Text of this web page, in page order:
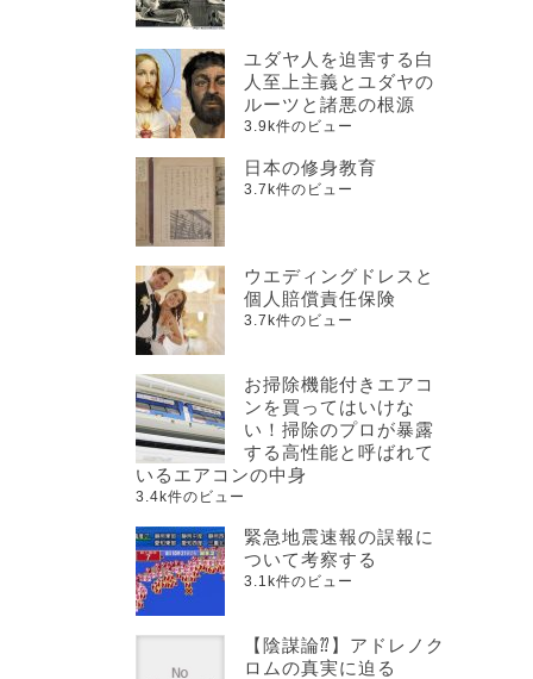
ユダヤ人を迫害する白
人至上主義とユダヤの
ルーツと諸悪の根源
3.9k件のビュー
日本の修身教育
3.7k件のビュー
ウエディングドレスと
個人賠償責任保険
3.7k件のビュー
お掃除機能付きエアコ
ンを買ってはいけな
い！掃除のプロが暴露
する高性能と呼ばれて
いるエアコンの中身
3.4k件のビュー
緊急地震速報の誤報に
ついて考察する
3.1k件のビュー
【陰謀論⁇】アドレノク
ロムの真実に迫る